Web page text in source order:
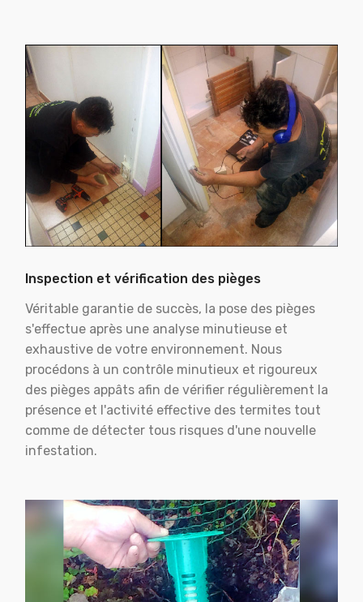
Inspection et vérification des pièges
Véritable garantie de succès, la pose des pièges
s'effectue après une analyse minutieuse et
exhaustive de votre environnement. Nous
procédons à un contrôle minutieux et rigoureux
des pièges appâts afin de vérifier régulièrement la
présence et l'activité effective des termites tout
comme de détecter tous risques d'une nouvelle
infestation.